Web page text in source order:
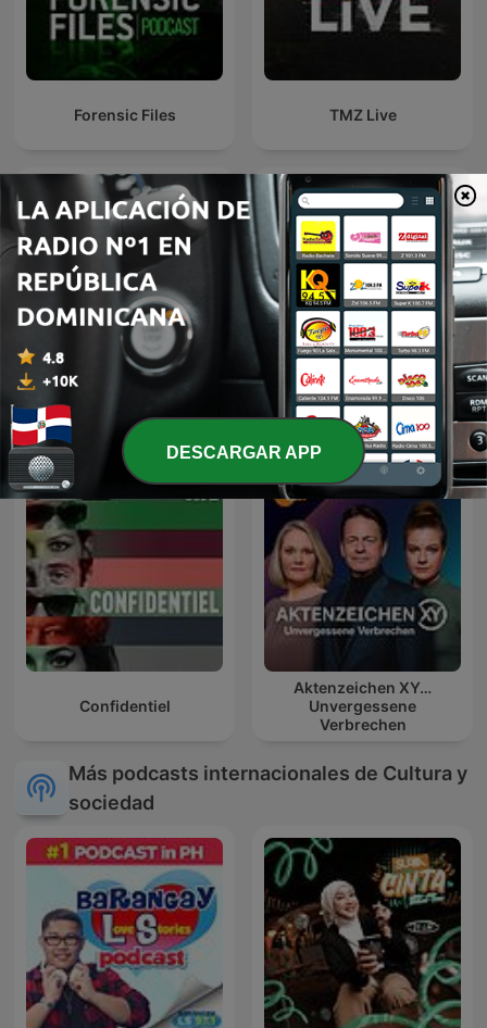
Forensic Files TMZ Live
Le Coin Du Crime C dans l'air
Confidentiel
Aktenzeichen XY…
Unvergessene
Verbrechen
Más podcasts internacionales de Cultura y
sociedad
DESCARGAR APP